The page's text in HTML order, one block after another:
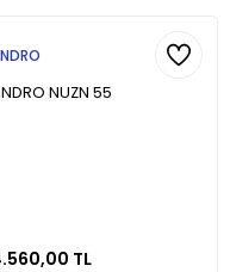
NUZN 55
TL